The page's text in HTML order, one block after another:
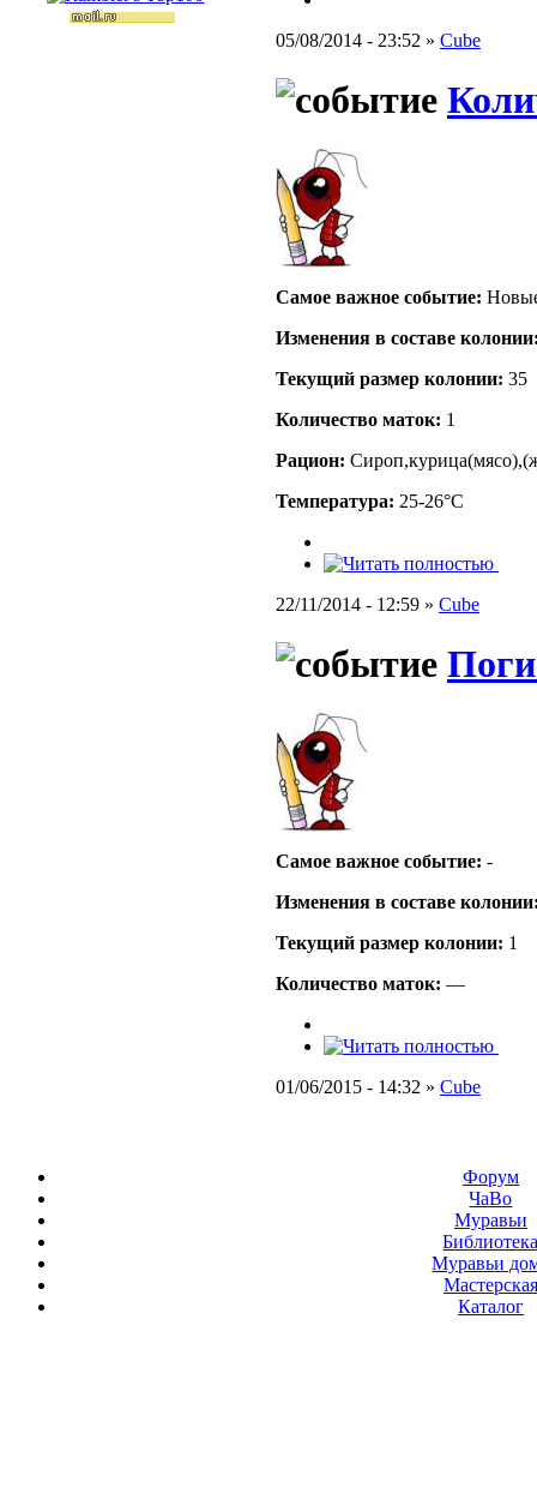
05/08/2014 - 23:52 » Cube
Самое важное событие:
Изменения в составе
Текущий размер кoлонии: 35
Количество маток: 1
Рацион:
Температура: 25-26°C
22/11/2014 - 12:59 » Cube
Самое важное событие: -
Изменения в составе
Текущий размер кoлонии: 1
Количество маток: —
01/06/2015 - 14:32 » Cube
Форум
ЧаВо
Муравьи
Муравьи
Мастерская
Каталог